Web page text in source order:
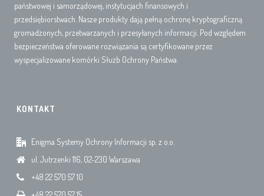
państwowej i samorządowej, instytucjach finansowych i
przedsiębiorstwach. Nasze produkty dają pełną ochronę kryptograficzną
gromadzonych, przetwarzanych i przesyłanych informacji. Pod względem
bezpieczeństwa oferowane rozwiązania są certyfikowane przez
wyspecjalizowane komórki Służb Ochrony Państwa.
KONTAKT
Enigma Systemy Ochrony Informacji sp. z o.o.
ul. Jutrzenki 116, 02-230 Warszawa
+48 22 570 57 10